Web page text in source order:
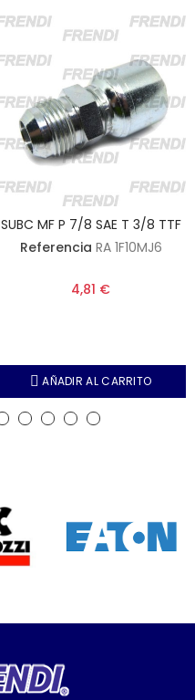
SUBC MF P 7/8 SAE T 3/8 TTF
Referencia RA 1F10MJ6
4,81 €
AÑADIR AL CARRITO